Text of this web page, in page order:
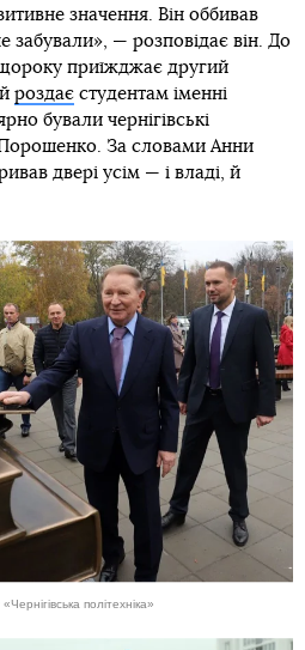
значення. Він оббивав
забували», — розповідає він. До
щороку приїжджає другий
роздає студентам іменні
бували чернігівські
За словами Анни
двері усім — і владі, й
політехніка»